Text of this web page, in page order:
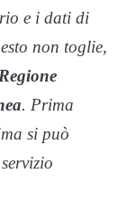
e i dati di
non toglie,
. Prima
si può